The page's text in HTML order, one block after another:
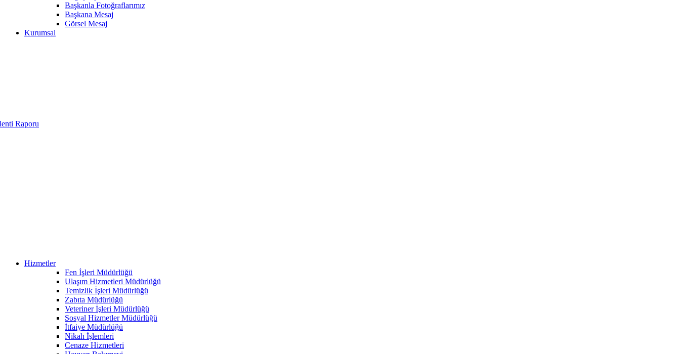
Başkanla Fotoğraflarımız
Başkana Mesaj
Görsel Mesaj
Kurumsal
Raporu
Hizmetler
Fen İşleri Müdürlüğü
Ulaşım Hizmetleri Müdürlüğü
Temizlik İşleri Müdürlüğü
Zabıta Müdürlüğü
Veteriner İşleri Müdürlüğü
Sosyal Hizmetler Müdürlüğü
İtfaiye Müdürlüğü
Nikah İşlemleri
Cenaze Hizmetleri